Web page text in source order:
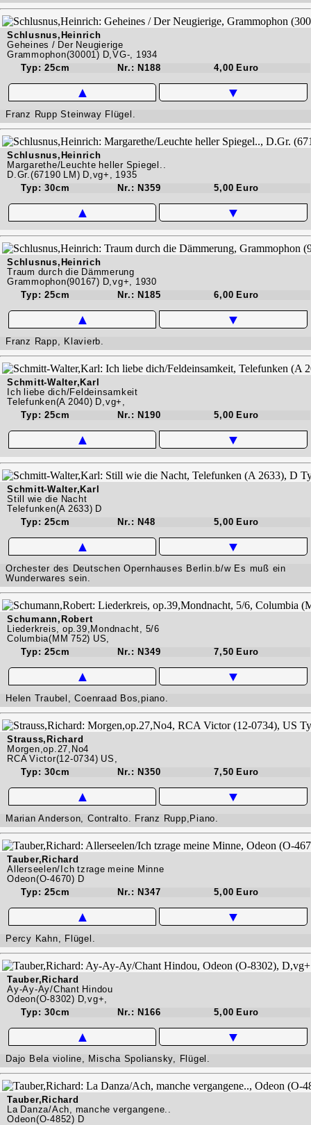
Schlusnus,Heinrich
Geheines / Der Neugierige
Grammophon(30001) D,VG-, 1934
Typ: 25cm
Nr.: N188 4,00 Euro
▲ ▼
Franz Rupp Steinway Flügel.
Schlusnus,Heinrich
Margarethe/Leuchte heller Spiegel..
D.Gr.(67190 LM) D,vg+, 1935
Typ: 30cm
Nr.: N359 5,00 Euro
▲ ▼
Schlusnus,Heinrich
Traum durch die Dämmerung
Grammophon(90167) D,vg+, 1930
Typ: 25cm
Nr.: N185 6,00 Euro
▲ ▼
Franz Rapp, Klavierb.
Schmitt-Walter,Karl
Ich liebe dich/Feldeinsamkeit
Telefunken(A 2040) D,vg+,
Typ: 25cm
Nr.: N190 5,00 Euro
▲ ▼
Schmitt-Walter,Karl
Still wie die Nacht
Telefunken(A 2633) D
Typ: 25cm
Nr.: N48 5,00 Euro
▲ ▼
Orchester des Deutschen Opernhauses Berlin.b/w Es muß ein
Wunderwares sein.
Schumann,Robert
Liederkreis, op.39,Mondnacht, 5/6
Columbia(MM 752) US,
Typ: 25cm
Nr.: N349 7,50 Euro
▲ ▼
Helen Traubel, Coenraad Bos,piano.
Strauss,Richard
Morgen,op.27,No4
RCA Victor(12-0734) US,
Typ: 30cm
Nr.: N350 7,50 Euro
▲ ▼
Marian Anderson, Contralto. Franz Rupp,Piano.
Tauber,Richard
Allerseelen/Ich tzrage meine Minne
Odeon(O-4670) D
Typ: 25cm
Nr.: N347 5,00 Euro
▲ ▼
Percy Kahn, Flügel.
Tauber,Richard
Ay-Ay-Ay/Chant Hindou
Odeon(O-8302) D,vg+,
Typ: 30cm
Nr.: N166 5,00 Euro
▲ ▼
Dajo Bela violine, Mischa Spoliansky, Flügel.
Tauber,Richard
La Danza/Ach, manche vergangene..
Odeon(O-4852) D